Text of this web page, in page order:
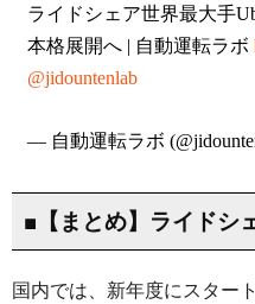
ライドシェア世界最大手
本格展開へ | 自動運転ラボ
@jidountenlab
— 自動運転ラボ
■【まとめ】ライドシ
国内では、新年度にスター